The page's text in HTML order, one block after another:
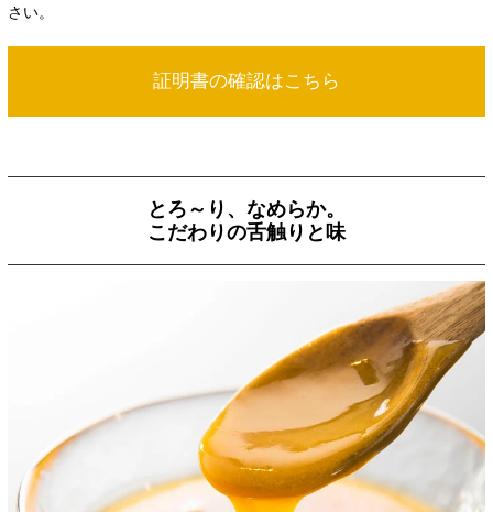
さい。
証明書の確認はこちら
とろ～り、なめらか。
こだわりの舌触りと味